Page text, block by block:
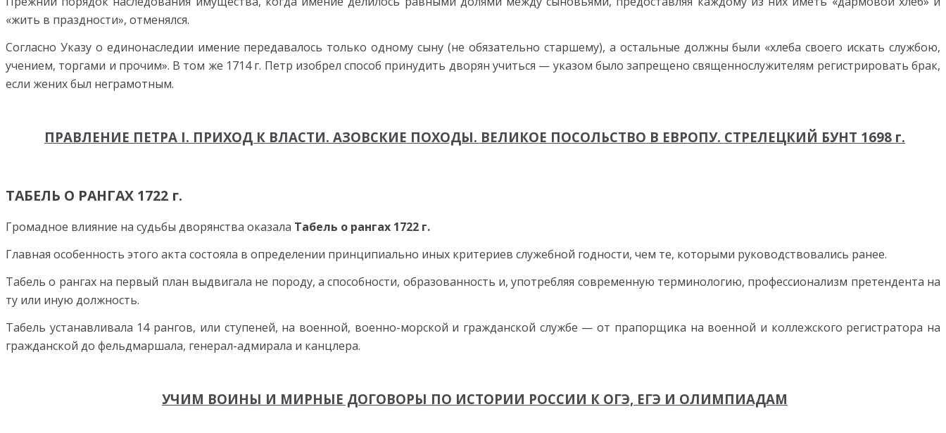
«жить в праздности», отменялся.
Согласно Указу о единонаследии имение передавалось только одному сыну (не обязательно старшему), а остальные должны были «хлеба своего искать службою,
учением, торгами и прочим». В том же 1714 г. Петр изобрел способ принудить дворян учиться — указом было запрещено священнослужителям регистрировать брак,
если жених был неграмотным.
ПРАВЛЕНИЕ ПЕТРА I. ПРИХОД К ВЛАСТИ. АЗОВСКИЕ ПОХОДЫ. ВЕЛИКОЕ ПОСОЛЬСТВО В ЕВРОПУ. СТРЕЛЕЦКИЙ БУНТ 1698 г.
ТАБЕЛЬ О РАНГАХ 1722 г.
Громадное влияние на судьбы дворянства оказала Табель о рангах 1722 г.
Главная особенность этого акта состояла в определении принципиально иных критериев служебной годности, чем те, которыми руководствовались ранее.
Табель о рангах на первый план выдвигала не породу, а способности, образованность и, употребляя современную терминологию, профессионализм претендента на
ту или иную должность.
Табель устанавливала 14 рангов, или ступеней, на военной, военно-морской и гражданской службе — от прапорщика на военной и коллежского регистратора на
гражданской до фельдмаршала, генерал-адмирала и канцлера.
УЧИМ ВОИНЫ И МИРНЫЕ ДОГОВОРЫ ПО ИСТОРИИ РОССИИ К ОГЭ, ЕГЭ И ОЛИМПИАДАМ